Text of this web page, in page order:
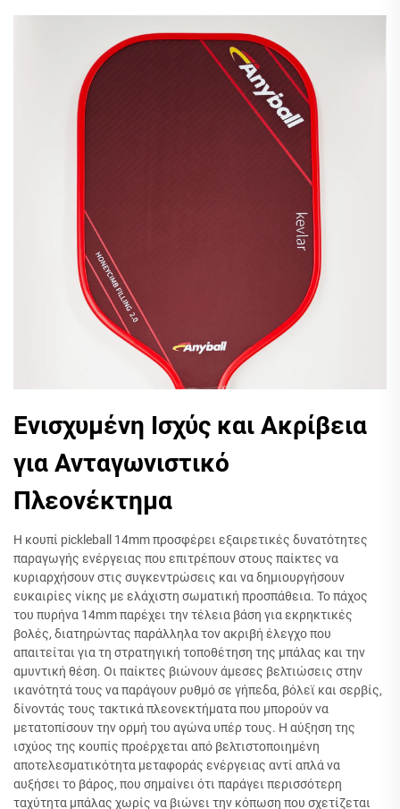
Ενισχυμένη Ισχύς και Ακρίβεια
για Ανταγωνιστικό
Πλεονέκτημα
Η κουπί pickleball 14mm προσφέρει εξαιρετικές δυνατότητες
παραγωγής ενέργειας που επιτρέπουν στους παίκτες να
κυριαρχήσουν στις συγκεντρώσεις και να δημιουργήσουν
ευκαιρίες νίκης με ελάχιστη σωματική προσπάθεια. Το πάχος
του πυρήνα 14mm παρέχει την τέλεια βάση για εκρηκτικές
βολές, διατηρώντας παράλληλα τον ακριβή έλεγχο που
απαιτείται για τη στρατηγική τοποθέτηση της μπάλας και την
αμυντική θέση. Οι παίκτες βιώνουν άμεσες βελτιώσεις στην
ικανότητά τους να παράγουν ρυθμό σε γήπεδα, βόλεϊ και σερβίς,
δίνοντάς τους τακτικά πλεονεκτήματα που μπορούν να
μετατοπίσουν την ορμή του αγώνα υπέρ τους. Η αύξηση της
ισχύος της κουπίς προέρχεται από βελτιστοποιημένη
αποτελεσματικότητα μεταφοράς ενέργειας αντί απλά να
αυξήσει το βάρος, που σημαίνει ότι παράγει περισσότερη
ταχύτητα μπάλας χωρίς να βιώνει την κόπωση που σχετίζεται